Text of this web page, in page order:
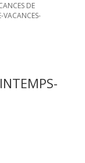
DE
VACANCES-